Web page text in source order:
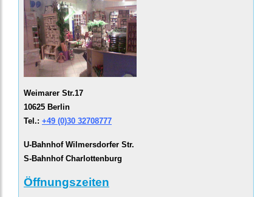
Weimarer Str.17
10625 Berlin
Tel.: +49 (0)30 32708777
U-Bahnhof Wilmersdorfer Str.
S-Bahnhof Charlottenburg
Öffnungszeiten